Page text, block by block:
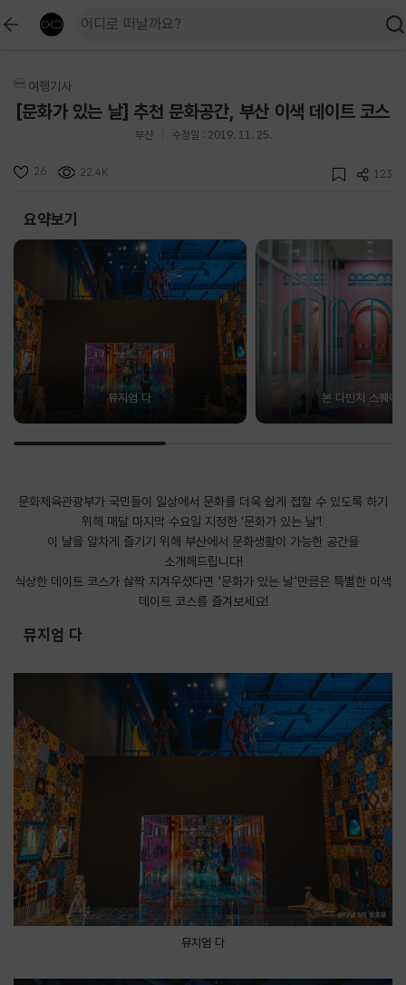
여행기사
[문화가 있는 날] 추천 문화공간, 부산 이색 데이트 코스
부산 수정일 : 2019. 11. 25.
26 22.4K 123
요약보기
뮤지엄 다 본 다빈치 스퀘어
문화체육관광부가 국민들이 일상에서 문화를 더욱 쉽게 접할 수 있도록 하기
위해 매달 마지막 수요일 지정한 ‘문화가 있는 날’!
이 날을 알차게 즐기기 위해 부산에서 문화생활이 가능한 공간을
소개해드립니다!
식상한 데이트 코스가 살짝 지겨우셨다면 '문화가 있는 날'만큼은 특별한 이색
데이트 코스를 즐겨보세요!
뮤지엄 다
뮤지엄 다